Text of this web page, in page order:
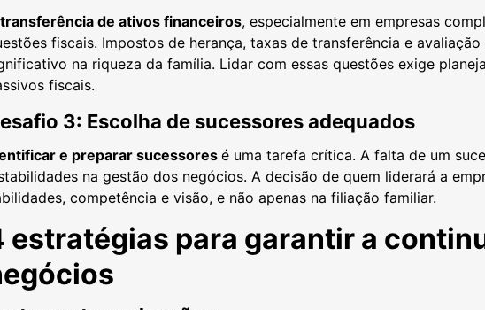
transferência de ativos financeiros, especialmente em empresas
fiscais. Impostos de herança, taxas de transferência e
na riqueza da família. Lidar com essas questões exige
fiscais.
3: Escolha de sucessores adequados
e preparar sucessoresé uma tarefa crítica. A falta de um
na gestão dos negócios. A decisão de quem liderará a
competência e visão, e não apenas na filiação familiar.
estratégias para garantir a